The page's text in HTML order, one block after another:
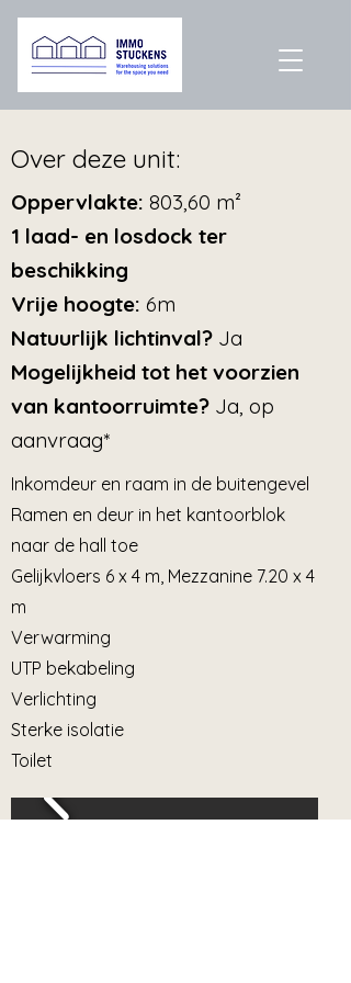
Over deze unit:
Oppervlakte: 803,60 m²
1 laad- en losdock ter
beschikking
Vrije hoogte: 6m
Natuurlijk lichtinval? Ja
Mogelijkheid tot het voorzien
van kantoorruimte? Ja, op
aanvraag*
Inkomdeur en raam in de buitengevel
Ramen en deur in het kantoorblok
naar de hall toe
Gelijkvloers 6 x 4 m, Mezzanine 7.20 x 4
m
Verwarming
UTP bekabeling
Verlichting
Sterke isolatie
Toilet